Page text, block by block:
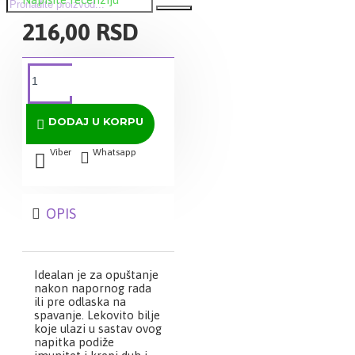
216,00 RSD
DODAJ U KORPU
Viber Whatsapp
OPIS
Idealan je za opuštanje
nakon napornog rada
ili pre odlaska na
spavanje. Lekovito bilje
koje ulazi u sastav ovog
napitka podiže